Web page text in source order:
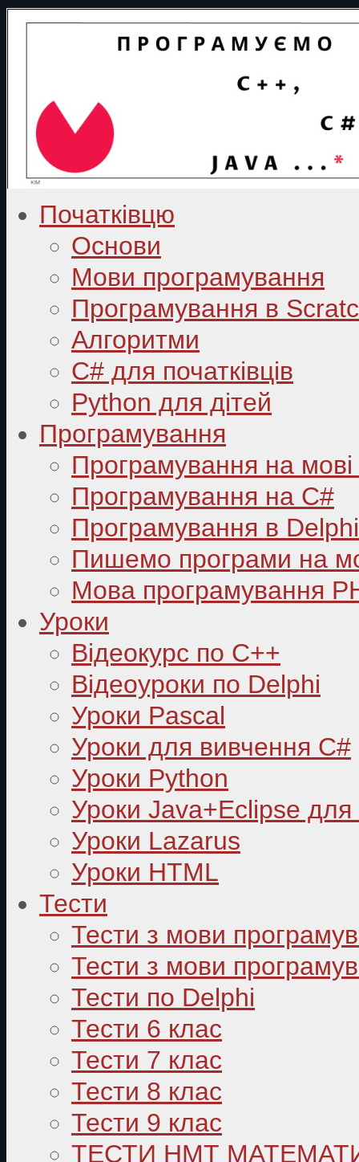
Початківцю
Основи
Мови програмування
Програмування в
Алгоритми
C# для початківців
Python для дітей
Програмування
Програмування на
Програмування на C#
Програмування в Delphi
Пишемо програми на
Мова програмування
Уроки
Відеокурс по С++
Відеоуроки по Delphi
Уроки Pascal
Уроки для вивчення C#
Уроки Python
Уроки Java+Eclipse
Уроки Lazarus
Уроки HTML
Тести
Тести з мови
Тести з мови
Тести по Delphi
Тести 6 клас
Тести 7 клас
Тести 8 клас
Тести 9 клас
ТЕСТИ НМТ